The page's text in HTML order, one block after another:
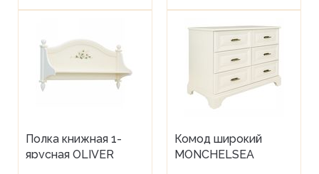
Полка книжная 1-
ярусная OLIVER
Комод широкий
MONCHELSEA